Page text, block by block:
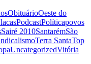
ObituárioOeste do
PodcastPolíticapovos
Sairé 2010SantarémSão
Terra SantaTop
UncategorizedVitória